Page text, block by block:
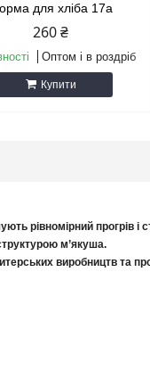
для хліба 17а
260 ₴
Оптом і в роздріб
Купити
рівномірний прогрів
м’якуша.
виробництв та